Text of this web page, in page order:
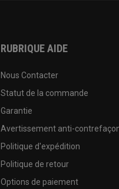
RUBRIQUE AIDE
Nous Contacter
Statut de la commande
Garantie
Avertissement anti-
Politique d'expédition
Politique de retour
Options de paiement